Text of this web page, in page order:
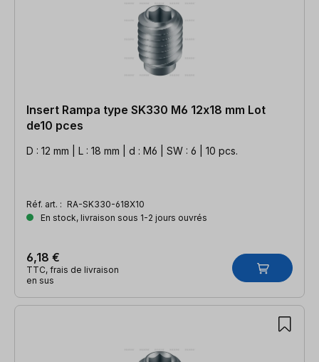
Insert Rampa type SK330 M6 12x18 mm Lot
de10 pces
D : 12 mm | L : 18 mm | d : M6 | SW : 6 | 10 pcs.
Réf. art. : RA-SK330-618X10
En stock, livraison sous 1-2 jours ouvrés
6,18 €
TTC, frais de livraison
en sus